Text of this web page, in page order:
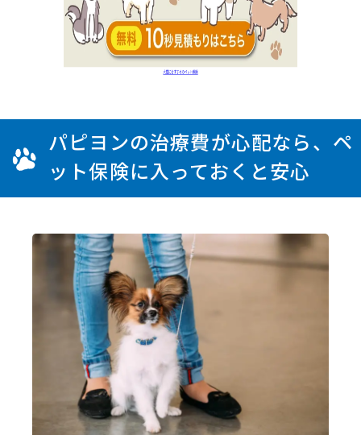
パピヨンの治療費が心配なら、ペ
ット保険に入っておくと安心